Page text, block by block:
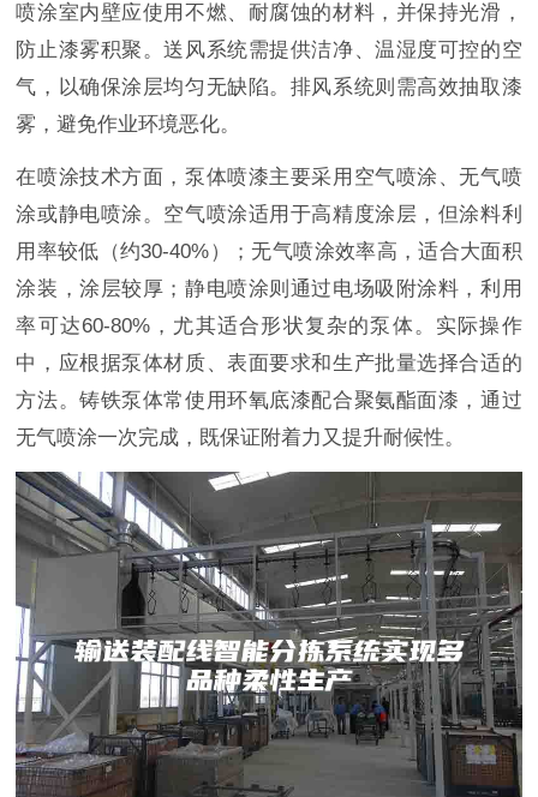
喷涂室内壁应使用不燃、耐腐蚀的材料，并保持光滑，
防止漆雾积聚。送风系统需提供洁净、温湿度可控的空
气，以确保涂层均匀无缺陷。排风系统则需高效抽取漆
雾，避免作业环境恶化。
在喷涂技术方面，泵体喷漆主要采用空气喷涂、无气喷
涂或静电喷涂。空气喷涂适用于高精度涂层，但涂料利
用率较低（约30-40%）；无气喷涂效率高，适合大面积
涂装，涂层较厚；静电喷涂则通过电场吸附涂料，利用
率可达60-80%，尤其适合形状复杂的泵体。实际操作
中，应根据泵体材质、表面要求和生产批量选择合适的
方法。铸铁泵体常使用环氧底漆配合聚氨酯面漆，通过
无气喷涂一次完成，既保证附着力又提升耐候性。